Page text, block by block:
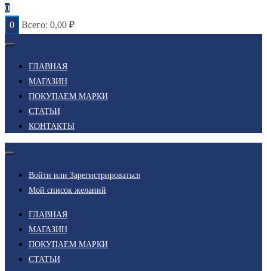
0
0
Всего: 0,00 ₽
ГЛАВНАЯ
МАГАЗИН
ПОКУПАЕМ МАРКИ
СТАТЬИ
КОНТАКТЫ
Войти или Зарегистрироваться
Мой список желаний
ГЛАВНАЯ
МАГАЗИН
ПОКУПАЕМ МАРКИ
СТАТЬИ